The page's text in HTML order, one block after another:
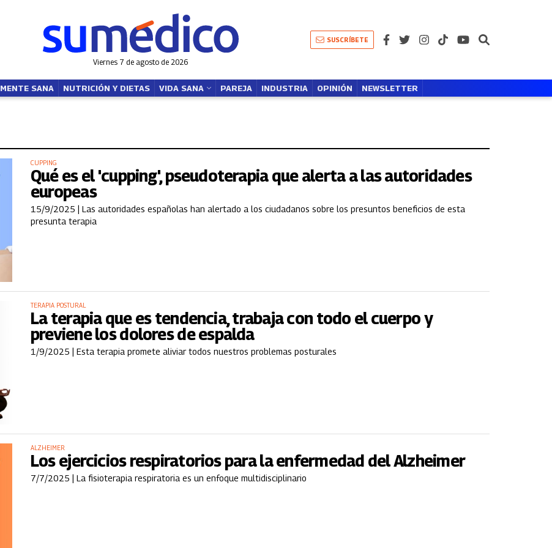
Viernes 7 de agosto de 2026
SUSCRÍBETE
MENTE SANA NUTRICIÓN Y DIETAS VIDA SANA PAREJA INDUSTRIA OPINIÓN NEWSLETTER
CUPPING
Qué es el 'cupping', pseudoterapia que alerta a las autoridades
europeas
15/9/2025 | Las autoridades españolas han alertado a los ciudadanos sobre los presuntos beneficios de esta
presunta terapia
TERAPIA POSTURAL
La terapia que es tendencia, trabaja con todo el cuerpo y
previene los dolores de espalda
1/9/2025 | Esta terapia promete aliviar todos nuestros problemas posturales
ALZHEIMER
Los ejercicios respiratorios para la enfermedad del Alzheimer
7/7/2025 | La fisioterapia respiratoria es un enfoque multidisciplinario